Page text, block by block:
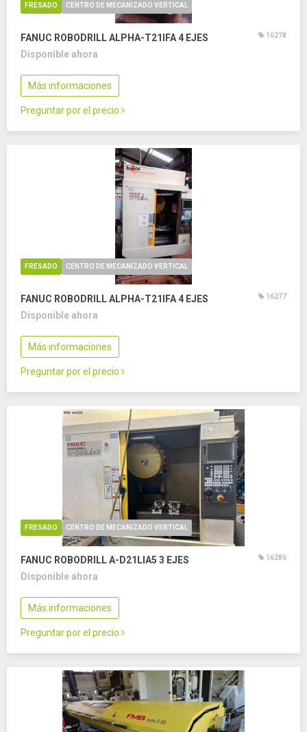
FRESADO CENTRO DE MECANIZADO VERTICAL
FANUC ROBODRILL ALPHA-T21IFA4 EJES 16278
Disponible ahora
Más informaciones
Preguntar por el precio
FRESADO CENTRO DE MECANIZADO VERTICAL
FANUC ROBODRILL ALPHA-T21IFA4 EJES 16277
Disponible ahora
Más informaciones
Preguntar por el precio
FRESADO CENTRO DE MECANIZADO VERTICAL
FANUC ROBODRILL Α-D21LIA5 3 EJES 16286
Disponible ahora
Más informaciones
Preguntar por el precio